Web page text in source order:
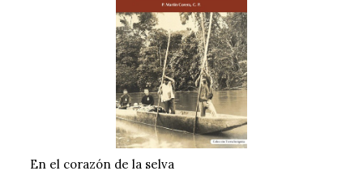
En el corazón de la selva